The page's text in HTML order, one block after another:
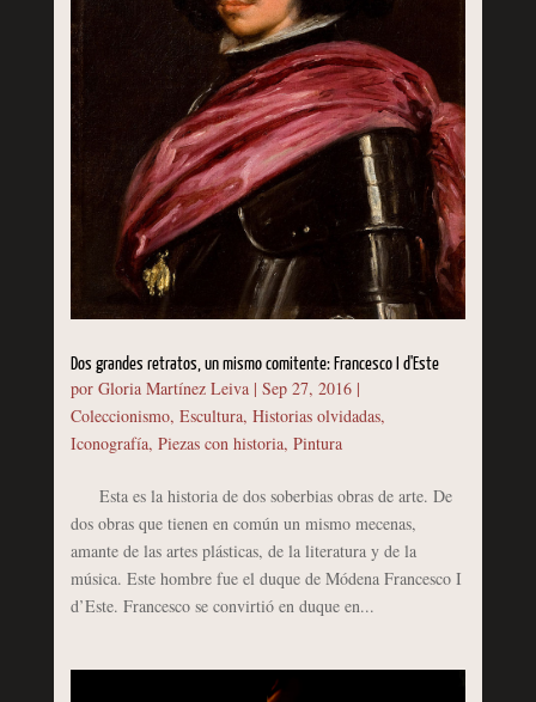
Dos grandes retratos, un mismo comitente: Francesco I d'Este
por Gloria Martínez Leiva| Sep 27, 2016|
Coleccionismo, Escultura, Historias olvidadas,
Iconografía, Piezas con historia, Pintura
Esta es la historia de dos soberbias obras de arte. De
dos obras que tienen en común un mismo mecenas,
amante de las artes plásticas, de la literatura y de la
música. Este hombre fue el duque de Módena Francesco I
d’Este. Francesco se convirtió en duque en...